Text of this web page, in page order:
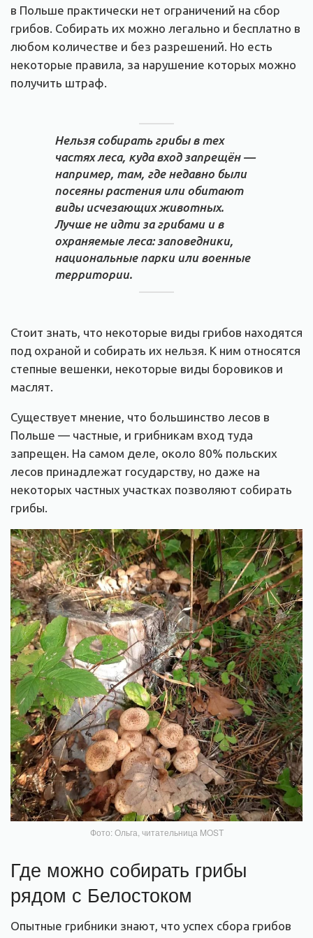
в Польше практически нет ограничений на сбор
грибов. Собирать их можно легально и бесплатно в
любом количестве и без разрешений. Но есть
некоторые правила, за нарушение которых можно
получить штраф.
Нельзя собирать грибы в тех
частях леса, куда вход запрещён —
например, там, где недавно были
посеяны растения или обитают
виды исчезающих животных.
Лучше не идти за грибами и в
охраняемые леса: заповедники,
национальные парки или военные
территории.
Стоит знать, что некоторые виды грибов находятся
под охраной и собирать их нельзя. К ним относятся
степные вешенки, некоторые виды боровиков и
маслят.
Существует мнение, что большинство лесов в
Польше — частные, и грибникам вход туда
запрещен. На самом деле, около 80% польских
лесов принадлежат государству, но даже на
некоторых частных участках позволяют собирать
грибы.
Фото: Ольга, читательница MOST
Где можно собирать грибы
рядом с Белостоком
Опытные грибники знают, что успех сбора грибов